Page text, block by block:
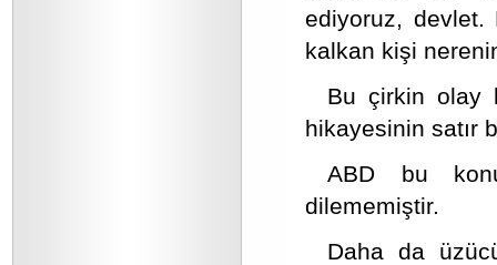
ediyoruz, devlet.
kalkan kişi
Bu çirkin olay
hikayesinin satır
ABD bu
dilememiştir.
Daha da